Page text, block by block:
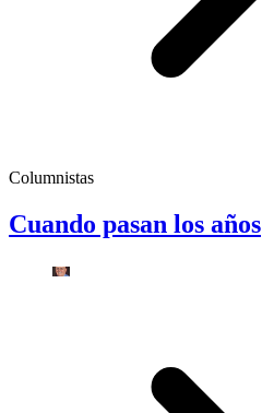
Columnistas
Cuando pasan los años